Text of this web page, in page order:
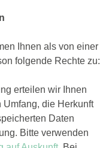
Ihnen als von einer
folgende Rechte zu:
erteilen wir Ihnen
Umfang, die Herkunft
Daten
Bitte verwenden